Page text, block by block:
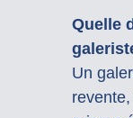
Quelle
Un